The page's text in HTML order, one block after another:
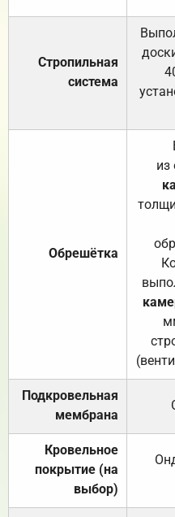
Стропильная
система
Обрешётка
из
Подкровельная
мембрана
Кровельное
покрытие (на
выбор)